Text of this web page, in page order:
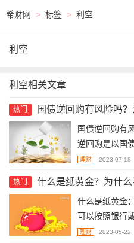
希财网 > 标签 > 利空
利空
利空相关文章
热门 国债逆回购有风险吗
国债逆回购有
逆回购是以国
安全性，但是
议购买：可能
需要把握住时
理财 2023-07-18
热门 什么是纸黄金？为什么
什么是纸黄金
可以按照银行
拟黄金，通过
理财 2023-05-22